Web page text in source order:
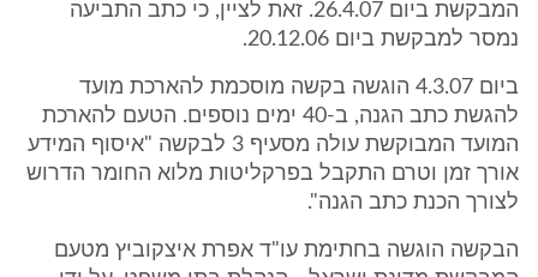
המבקשת ביום 26.4.07. זאת לציין, כי כתב התביעה
נמסר למבקשת ביום 20.12.06.
ביום 4.3.07 הוגשה בקשה מוסכמת להארכת מועד
להגשת כתב הגנה, ב-40 ימים נוספים. הטעם להארכת
המועד המבוקשת עולה מסעיף 3 לבקשה "איסוף המידע
אורך זמן וטרם התקבל בפרקליטות מלוא החומר הדרוש
לצורך הכנת כתב הגנה".
הבקשה הוגשה בחתימת עו"ד אפרת איצקוביץ מטעם